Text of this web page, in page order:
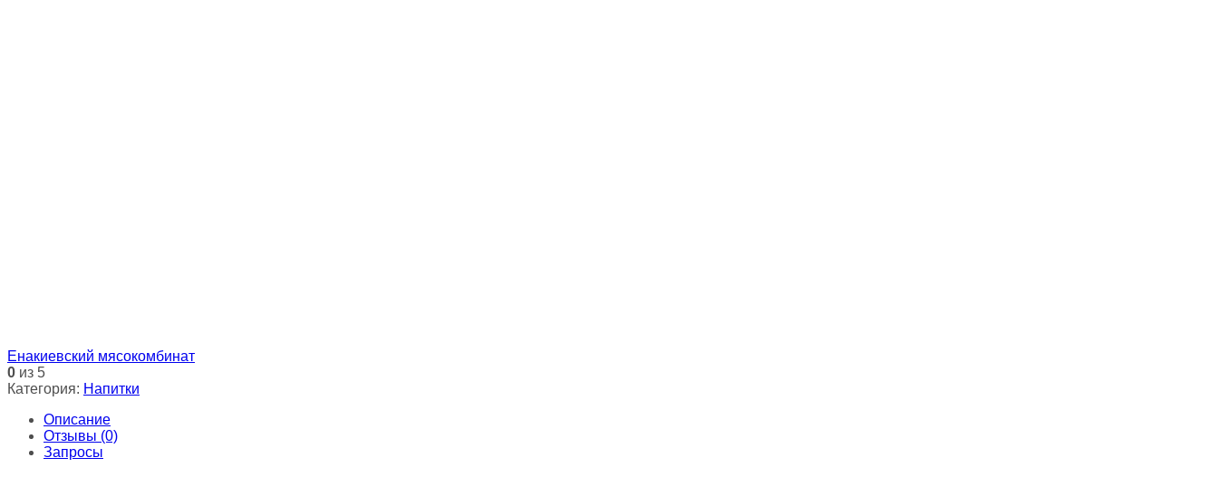
Енакиевский мясокомбинат
0 из 5
Категория: Напитки
Описание
Отзывы (0)
Запросы